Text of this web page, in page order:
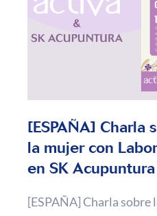
[ESPAÑA] Charla
la mujer con
en SK Acupuntura
[ESPAÑA] Charla sobre